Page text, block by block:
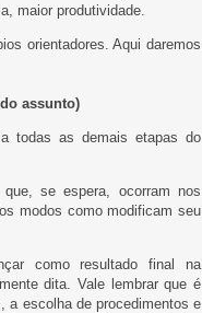
maior produtividade.
orientadores. Aqui daremos
assunto)
todas as demais etapas do
se espera, ocorram nos
modos como modificam seu
como resultado final na
dita. Vale lembrar que é
a escolha de procedimentos e